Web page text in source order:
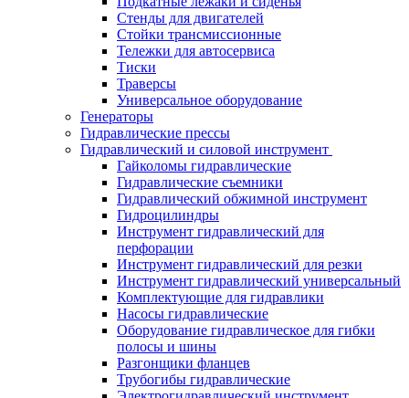
Стенды для двигателей
Стойки трансмиссионные
Тележки для автосервиса
Тиски
Траверсы
Универсальное оборудование
Генераторы
Гидравлические прессы
Гидравлический и силовой инструмент
Гайколомы гидравлические
Гидравлические съемники
Гидравлический обжимной инструмент
Гидроцилиндры
Инструмент гидравлический для
перфорации
Инструмент гидравлический для резки
Инструмент гидравлический универсальный
Комплектующие для гидравлики
Насосы гидравлические
Оборудование гидравлическое для гибки
полосы и шины
Разгонщики фланцев
Трубогибы гидравлические